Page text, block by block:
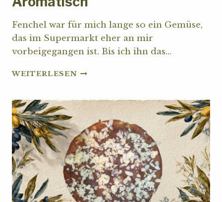
Fenchel war für mich lange so ein Gemüse,
das im Supermarkt eher an mir
vorbeigegangen ist. Bis ich ihn das…
WEITERLESENOFENGEMÜSE
UND
ZUCCHINI
–
SOMMERLEICHT
&
AROMATISCH